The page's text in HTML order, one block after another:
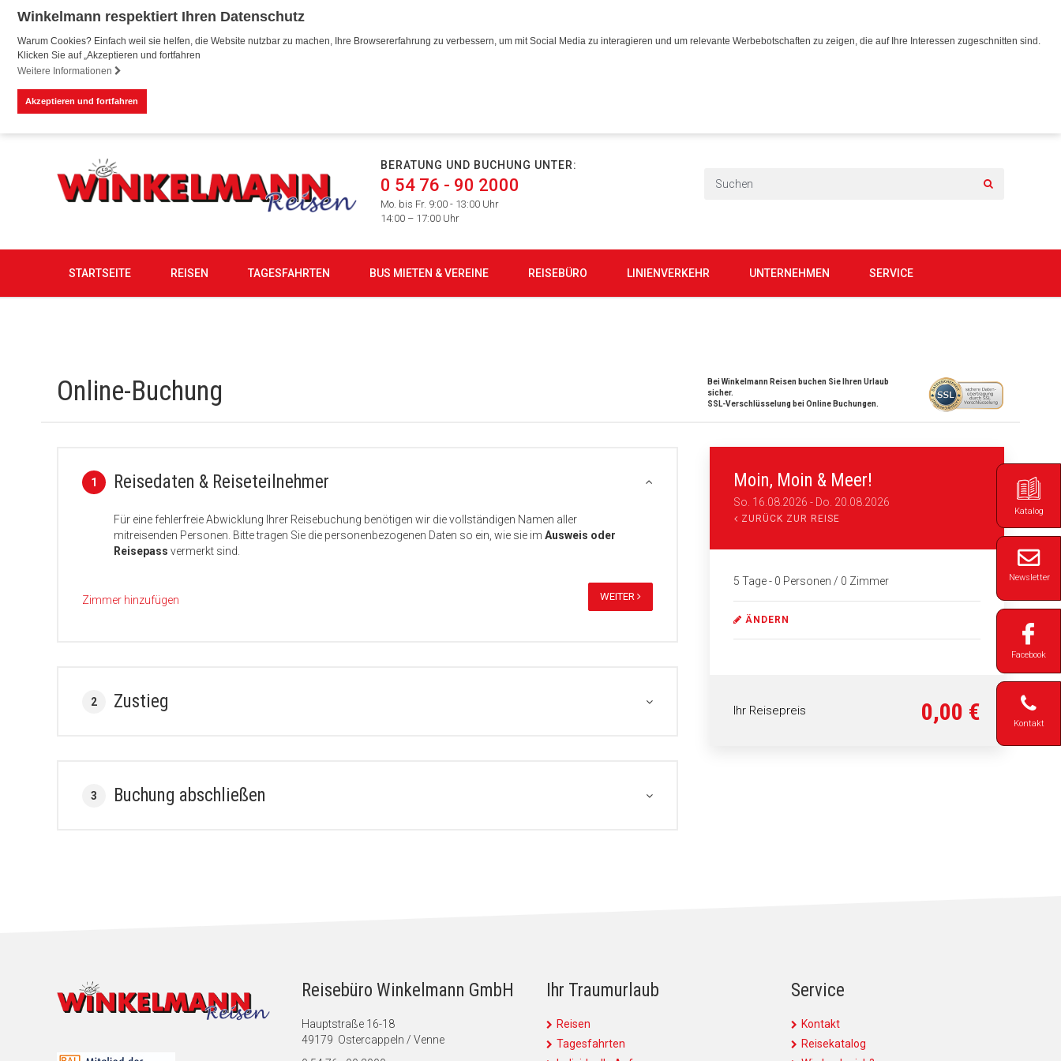
Winkelmann respektiert Ihren Datenschutz
Warum Cookies? Einfach weil sie helfen, die Website nutzbar zu machen, Ihre Browsererfahrung zu verbessern, um mit Social Media zu interagieren und um relevante Werbebotschaften zu zeigen, die auf Ihre Interessen zugeschnitten sind.
Klicken Sie auf „Akzeptieren und fortfahren
Weitere Informationen
Akzeptieren und fortfahren
BERATUNG UND BUCHUNG UNTER:
0 54 76 - 90 2000
Mo. bis Fr. 9:00 - 13:00 Uhr
14:00 – 17:00 Uhr
STARTSEITE REISEN TAGESFAHRTEN BUS MIETEN & VEREINE REISEBÜRO LINIENVERKEHR UNTERNEHMEN SERVICE
Katalog
Newsletter
Facebook
Kontakt
Online-Buchung
Bei Winkelmann Reisen buchen Sie Ihren Urlaub
sicher.
SSL-Verschlüsselung bei Online Buchungen.
1 Reisedaten & Reiseteilnehmer
Für eine fehlerfreie Abwicklung Ihrer Reisebuchung benötigen wir die vollständigen Namen aller
mitreisenden Personen. Bitte tragen Sie die personenbezogenen Daten so ein, wie sie im Ausweis oder
Reisepass vermerkt sind.
Zimmer hinzufügen WEITER
2 Zustieg
3 Buchung abschließen
Moin, Moin & Meer!
So. 16.08.2026 - Do. 20.08.2026
ZURÜCK ZUR REISE
5 Tage- 0 Personen / 0 Zimmer
ÄNDERN
Ihr Reisepreis 0,00 €
Reisebüro Winkelmann GmbH
Hauptstraße 16-18
49179 Ostercappeln / Venne
Ihr Traumurlaub
Reisen
Tagesfahrten
Service
Kontakt
Reisekatalog